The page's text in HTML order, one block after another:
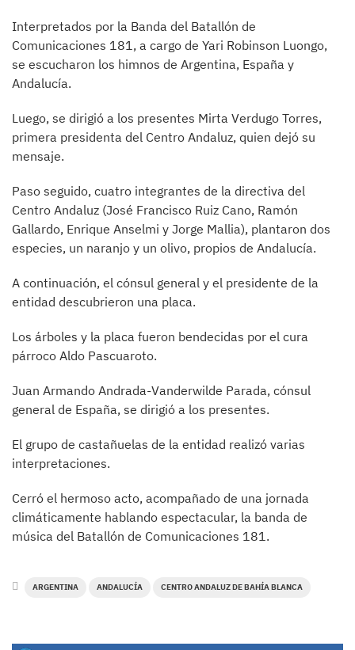
Interpretados por la Banda del Batallón de
Comunicaciones 181, a cargo de Yari Robinson Luongo,
se escucharon los himnos de Argentina, España y
Andalucía.
Luego, se dirigió a los presentes Mirta Verdugo Torres,
primera presidenta del Centro Andaluz, quien dejó su
mensaje.
Paso seguido, cuatro integrantes de la directiva del
Centro Andaluz (José Francisco Ruiz Cano, Ramón
Gallardo, Enrique Anselmi y Jorge Mallia), plantaron dos
especies, un naranjo y un olivo, propios de Andalucía.
A continuación, el cónsul general y el presidente de la
entidad descubrieron una placa.
Los árboles y la placa fueron bendecidas por el cura
párroco Aldo Pascuaroto.
Juan Armando Andrada-Vanderwilde Parada, cónsul
general de España, se dirigió a los presentes.
El grupo de castañuelas de la entidad realizó varias
interpretaciones.
Cerró el hermoso acto, acompañado de una jornada
climáticamente hablando espectacular, la banda de
música del Batallón de Comunicaciones 181.
ARGENTINA ANDALUCÍA CENTRO ANDALUZ DE BAHÍA BLANCA